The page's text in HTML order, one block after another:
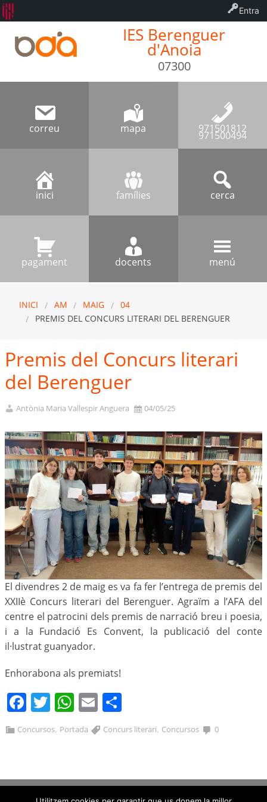
IES Berenguer
d'Anoia
07300
correu mapa 971501812
971500494
inici famílies cerca
pagament docents menú
INICI AM MAIG
04
PREMIS DEL CONCURS LITERARI DEL BERENGUER
Premis del Concurs literari
del Berenguer
Antònia Maria Vallespir Anguera 04/05/25
El divendres 2 de maig es va fa fer l’entrega de premis del
XXIIè Concurs literari del Berenguer. Agraïm a l’AFA del
centre el patrocini dels premis de narració breu i poesia,
i a la Fundació Es Convent, la publicació del conte
il·lustrat guanyador.
Enhorabona als premiats!
Facebook
Twitter
WhatsApp
Email
Concursos, Portada Concurs literari, Concursos 0
Entra